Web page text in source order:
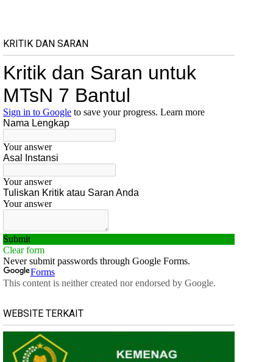
KRITIK DAN SARAN
WEBSITE TERKAIT